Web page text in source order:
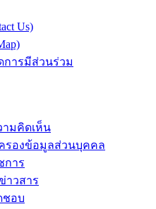
Us)
การมีส่วนร่วม
ามคิดเห็น
รองข้อมูลส่วนบุคคล
การ
าวสาร
ชอบ